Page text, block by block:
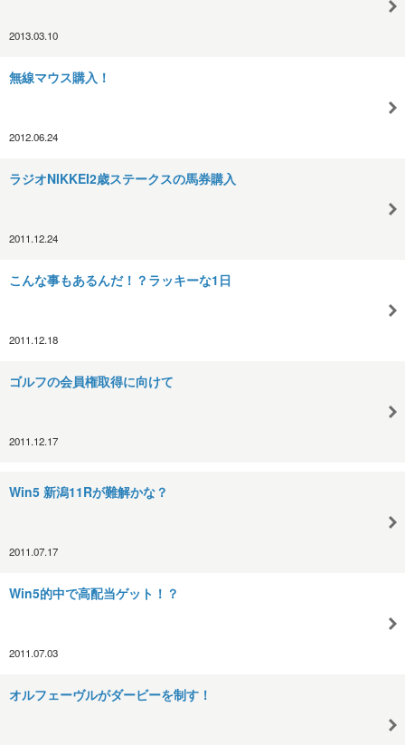
2013.03.10
無線マウス購入！
2012.06.24
ラジオNIKKEI2歳ステークスの馬券購入
2011.12.24
こんな事もあるんだ！？ラッキーな1日
2011.12.18
ゴルフの会員権取得に向けて
2011.12.17
Win5 新潟11Rが難解かな？
2011.07.17
Win5的中で高配当ゲット！？
2011.07.03
オルフェーヴルがダービーを制す！